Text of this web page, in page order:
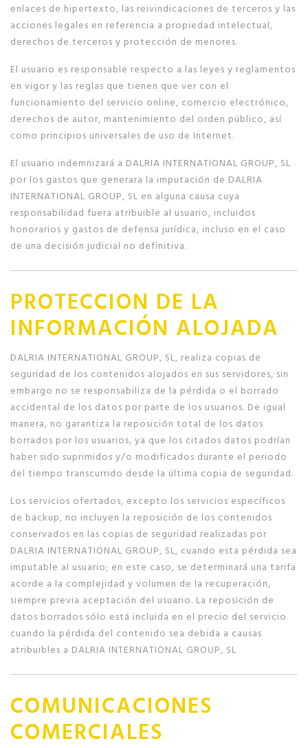
enlaces de hipertexto, las reivindicaciones de terceros y las
acciones legales en referencia a propiedad intelectual,
derechos de terceros y protección de menores.
El usuario es responsable respecto a las leyes y reglamentos
en vigor y las reglas que tienen que ver con el
funcionamiento del servicio online, comercio electrónico,
derechos de autor, mantenimiento del orden público, así
como principios universales de uso de Internet.
El usuario indemnizará a DALRIA INTERNATIONAL GROUP, SL
por los gastos que generara la imputación de DALRIA
INTERNATIONAL GROUP, SL en alguna causa cuya
responsabilidad fuera atribuible al usuario, incluidos
honorarios y gastos de defensa jurídica, incluso en el caso
de una decisión judicial no definitiva.
PROTECCION DE LA
INFORMACIÓN ALOJADA
DALRIA INTERNATIONAL GROUP, SL, realiza copias de
seguridad de los contenidos alojados en sus servidores, sin
embargo no se responsabiliza de la pérdida o el borrado
accidental de los datos por parte de los usuarios. De igual
manera, no garantiza la reposición total de los datos
borrados por los usuarios, ya que los citados datos podrían
haber sido suprimidos y/o modificados durante el periodo
del tiempo transcurrido desde la última copia de seguridad.
Los servicios ofertados, excepto los servicios específicos
de backup, no incluyen la reposición de los contenidos
conservados en las copias de seguridad realizadas por
DALRIA INTERNATIONAL GROUP, SL, cuando esta pérdida sea
imputable al usuario; en este caso, se determinará una tarifa
acorde a la complejidad y volumen de la recuperación,
siempre previa aceptación del usuario. La reposición de
datos borrados sólo está incluida en el precio del servicio
cuando la pérdida del contenido sea debida a causas
atribuibles a DALRIA INTERNATIONAL GROUP, SL
COMUNICACIONES
COMERCIALES